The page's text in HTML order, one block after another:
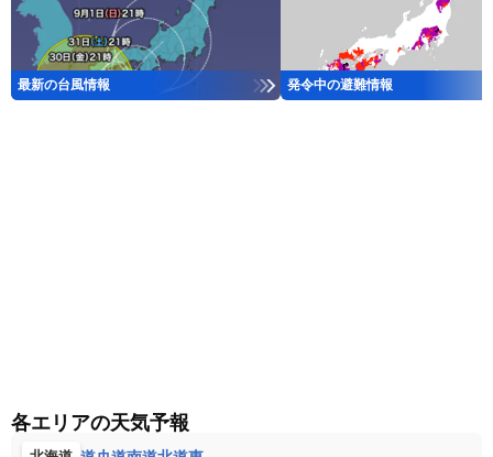
最新の台風情報 発令中の避難情報
各エリアの天気予報